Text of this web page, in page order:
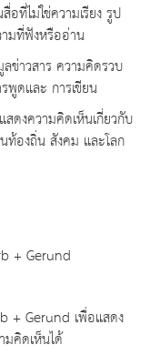
ใช่ความเรียง รูป
มที่ฟังหรืออ่าน
าวสาร ความคิดรวบ
พูดและ การเขียน
ามคิดเห็นเกี่ยวกับ
องถิ่น สังคม และโลก
+ Gerund
+ Gerund เพื่อแสดง
ความคิดเห็นได้